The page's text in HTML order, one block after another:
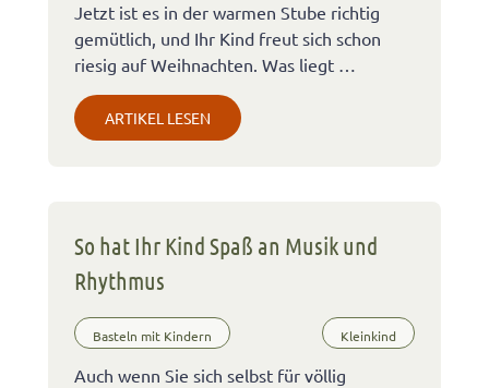
Jetzt ist es in der warmen Stube richtig
gemütlich, und Ihr Kind freut sich schon
riesig auf Weihnachten. Was liegt …
ARTIKEL LESEN
So hat Ihr Kind Spaß an Musik und
Rhythmus
Basteln mit Kindern Kleinkind
Auch wenn Sie sich selbst für völlig